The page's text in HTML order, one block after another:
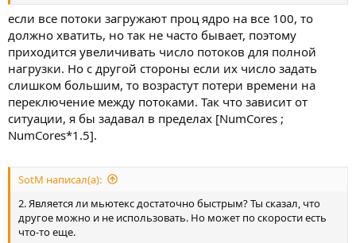
если все потоки загружают проц ядро на все 100, то
должно хватить, но так не часто бывает, поэтому
приходится увеличивать число потоков для полной
нагрузки. Но с другой стороны если их число задать
слишком большим, то возрастут потери времени на
переключение между потоками. Так что зависит от
ситуации, я бы задавал в пределах [NumCores ;
NumCores*1.5].
SotM написал(а):
2. Является ли мьютекс достаточно быстрым? Ты сказал, что
другое можно и не использовать. Но может по скорости есть
что-то еще.